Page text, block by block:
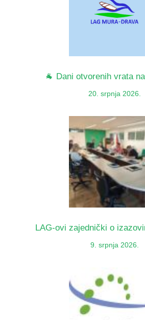
🐐 Dani otvorenih vrata
20. srpnja 2026.
LAG-ovi zajednički o
9. srpnja 2026.